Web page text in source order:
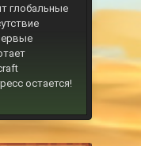
глобальные
остается!